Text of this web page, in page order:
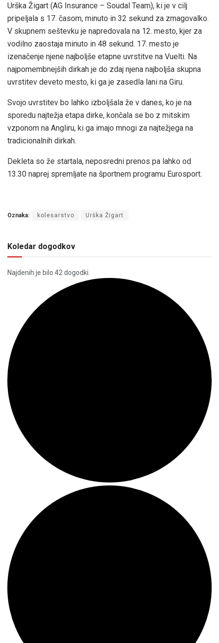
Urška Žigart (AG Insurance – Soudal Team), ki je v cilj
pripeljala s 17. časom, minuto in 32 sekund za zmagovalko.
V skupnem seštevku je napredovala na 12. mesto, kjer za
vodilno zaostaja minuto in 48 sekund. 17. mesto je
izenačenje njene najboljše etapne uvrstitve na Vuelti. Na
najpomembnejših dirkah je do zdaj njena najboljša skupna
uvrstitev deveto mesto, ki ga je zasedla lani na Giru.
Svojo uvrstitev bo lahko izboljšala že v danes, ko je na
sporedu najtežja etapa dirke, končala se bo z mitskim
vzponom na Angliru, ki ga imajo mnogi za najtežjega na
tradicionalnih dirkah.
Dekleta so že startala, neposredni prenos pa lahko od
13.30 naprej spremljate na športnem programu Eurosport.
Oznaka: kolesarstvo Urška Žigart
Koledar dogodkov
Najdenih je bilo 42 dogodki.